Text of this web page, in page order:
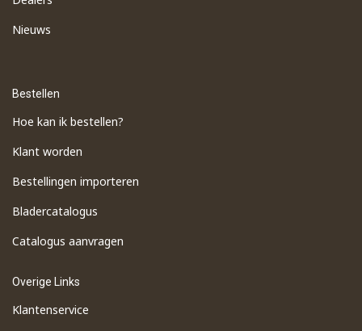
Nieuws
Bestellen
Hoe kan ik bestellen?
Klant worden
Bestellingen importeren
​Bladercatalogus
​Catalogus aanvragen
Overige Links
Klantenservice